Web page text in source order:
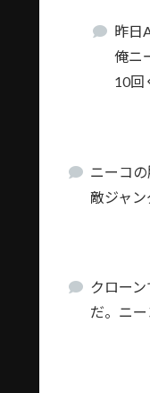
昨日
俺ニ
10回
ニーコ
敵ジャ
クロー
だ。ニー